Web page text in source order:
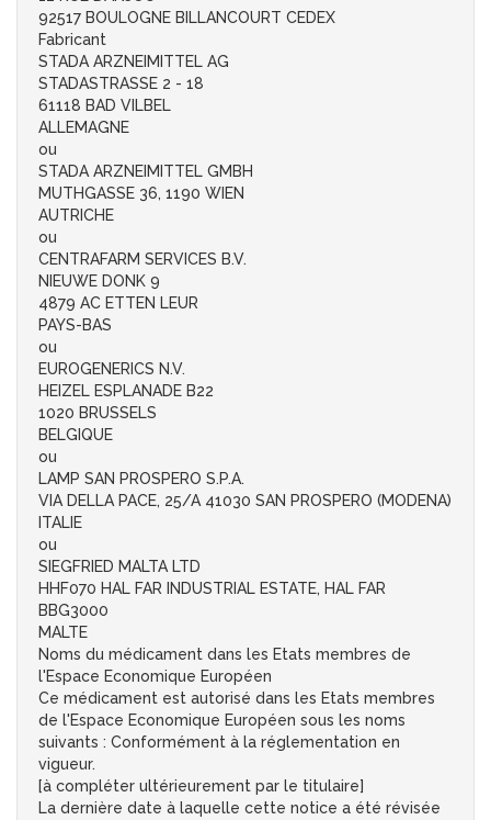
92517 BOULOGNE BILLANCOURT CEDEX
Fabricant
STADA ARZNEIMITTEL AG
STADASTRASSE 2 - 18
61118 BAD VILBEL
ALLEMAGNE
ou
STADA ARZNEIMITTEL GMBH
MUTHGASSE 36, 1190 WIEN
AUTRICHE
ou
CENTRAFARM SERVICES B.V.
NIEUWE DONK 9
4879 AC ETTEN LEUR
PAYS-BAS
ou
EUROGENERICS N.V.
HEIZEL ESPLANADE B22
1020 BRUSSELS
BELGIQUE
ou
LAMP SAN PROSPERO S.P.A.
VIA DELLA PACE, 25/A 41030 SAN PROSPERO (MODENA)
ITALIE
ou
SIEGFRIED MALTA LTD
HHF070 HAL FAR INDUSTRIAL ESTATE, HAL FAR
BBG3000
MALTE
Noms du médicament dans les Etats membres de
l'Espace Economique Européen
Ce médicament est autorisé dans les Etats membres
de l'Espace Economique Européen sous les noms
suivants : Conformément à la réglementation en
vigueur.
[à compléter ultérieurement par le titulaire]
La dernière date à laquelle cette notice a été révisée